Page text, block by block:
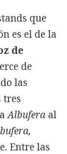
que
es el de la
de
de
las
tres
Albufera al
Entre las